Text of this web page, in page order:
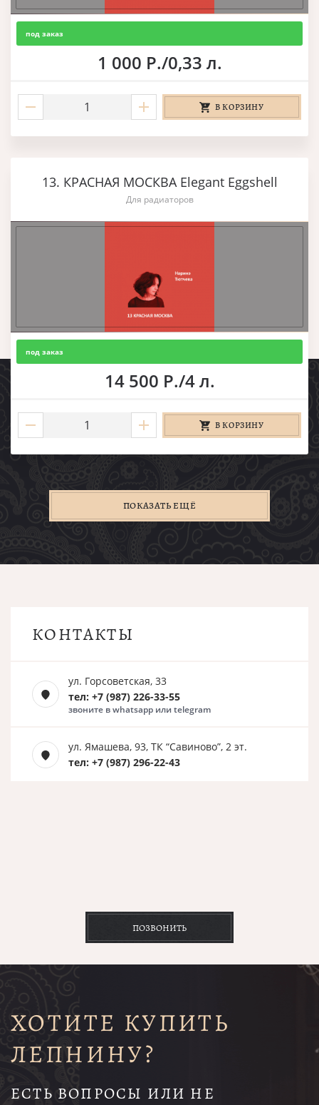
под заказ
1 000 Р./0,33 л.
В КОРЗИНУ
13. КРАСНАЯ МОСКВА Elegant Eggshell
Для радиаторов
под заказ
14 500 Р./4 л.
В КОРЗИНУ
ПОКАЗАТЬ ЕЩЁ
КОНТАКТЫ
ул. Горсоветская, 33
тел: +7 (987) 226-33-55
звоните в whatsapp или telegram
ул. Ямашева, 93, ТК “Савиново”, 2 эт.
тел: +7 (987) 296-22-43
ПОЗВОНИТЬ
ХОТИТЕ КУПИТЬ
ЛЕПНИНУ?
ЕСТЬ ВОПРОСЫ ИЛИ НЕ